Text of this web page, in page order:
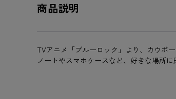
商品説明
TVアニメ「ブルーロック」より、カウボ
ノートやスマホケースなど、好きな場所